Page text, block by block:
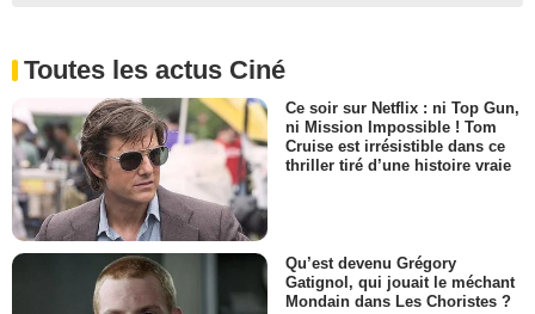
Toutes les actus Ciné
Ce soir sur Netflix : ni Top Gun,
ni Mission Impossible ! Tom
Cruise est irrésistible dans ce
thriller tiré d’une histoire vraie
Qu’est devenu Grégory
Gatignol, qui jouait le méchant
Mondain dans Les Choristes ?